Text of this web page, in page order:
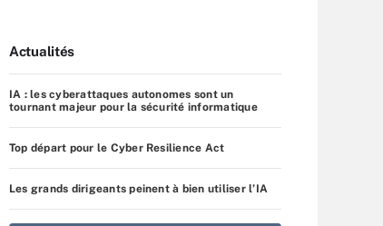
Actualités
IA : les cyberattaques autonomes sont un
tournant majeur pour la sécurité informatique
Top départ pour le Cyber Resilience Act
Les grands dirigeants peinent à bien utiliser l’IA